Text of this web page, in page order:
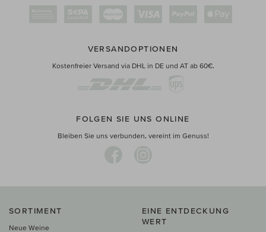
VERSANDOPTIONEN
Kostenfreier Versand via DHL in DE und AT ab 60€.
FOLGEN SIE UNS ONLINE
Bleiben Sie uns verbunden, vereint im Genuss!
SORTIMENT
Neue Weine
EINE ENTDECKUNG
WERT